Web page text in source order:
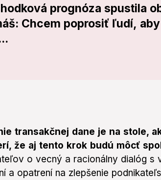
prognóza spustila
Chcem poprosiť ľudí,
transakčnej dane je na stole,
že aj tento krok budú môcť
o vecný a racionálny dialóg s
a opatrení na zlepšenie